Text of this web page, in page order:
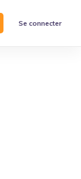
Se connecter